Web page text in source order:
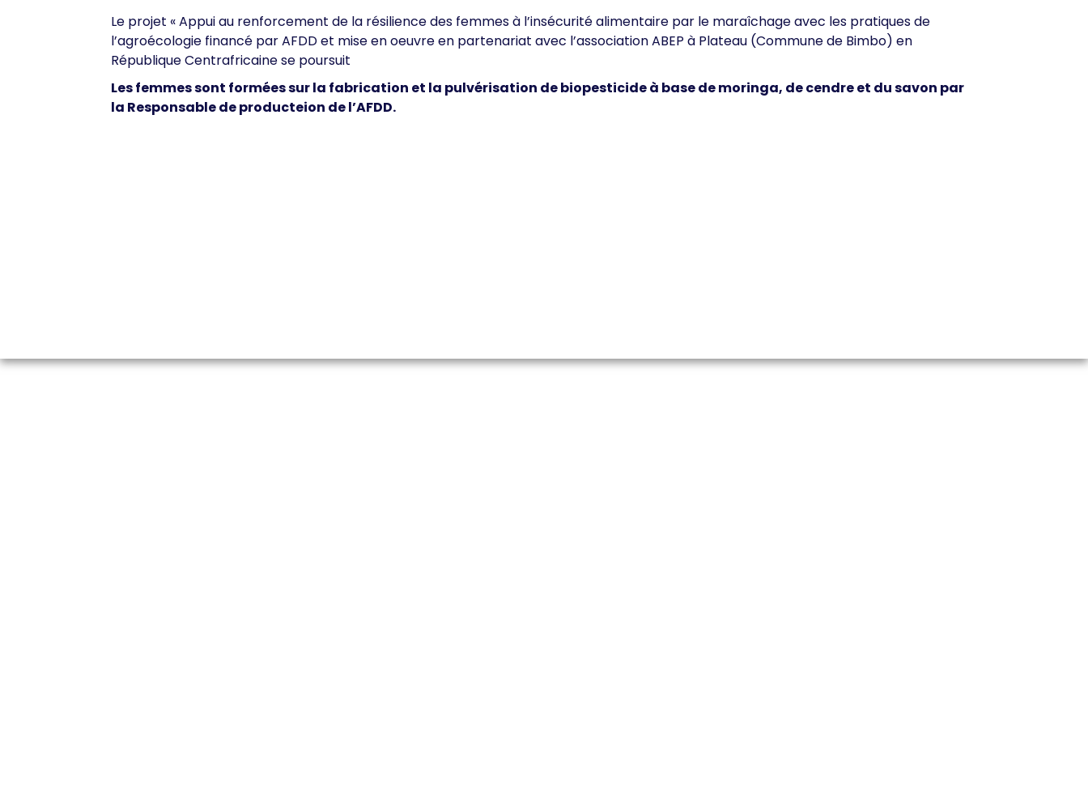
Le projet « Appui au renforcement de la résilience des femmes à l’insécurité alimentaire par le maraîchage avec les pratiques de
l’agroécologie financé par AFDD et mise en oeuvre en partenariat avec l’association ABEP à Plateau (Commune de Bimbo) en
République Centrafricaine se poursuit
Les femmes sont formées sur la fabrication et la pulvérisation de biopesticide à base de moringa, de cendre et du savon par
la Responsable de producteion de l’AFDD.